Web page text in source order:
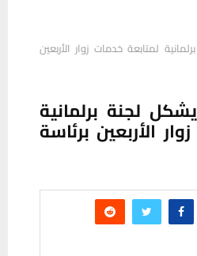
لمتابعة خدمات زوار الأربعين
لجنة برلمانية
الأربعين برئاسة